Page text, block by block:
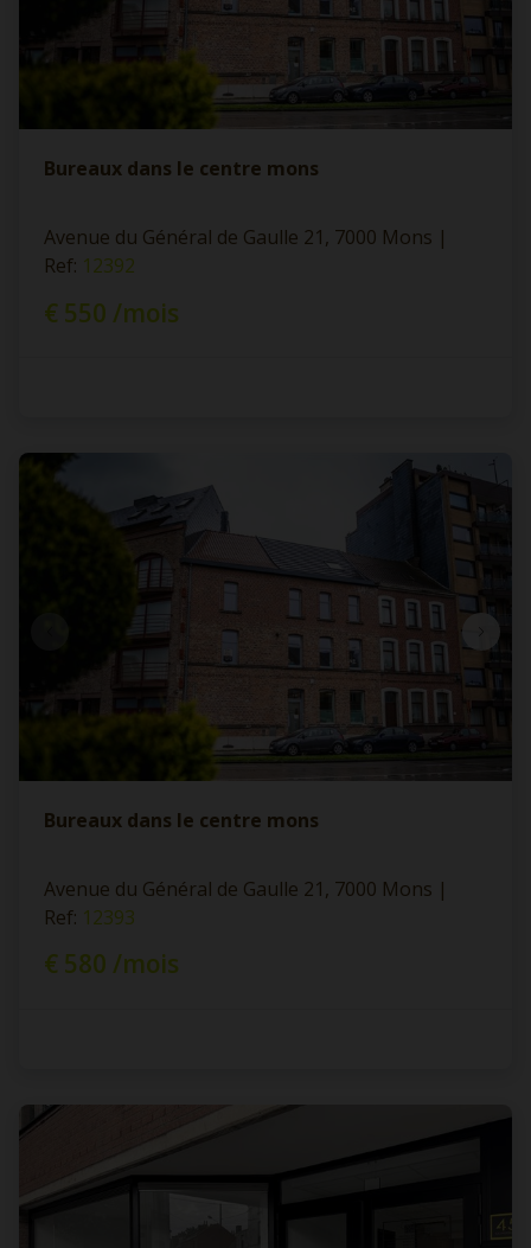
Bureaux dans le centre mons
Avenue du Général de Gaulle 21, 7000 Mons |
Ref: 12392
€ 550 /mois
Bureaux dans le centre mons
Avenue du Général de Gaulle 21, 7000 Mons |
Ref: 12393
€ 580 /mois